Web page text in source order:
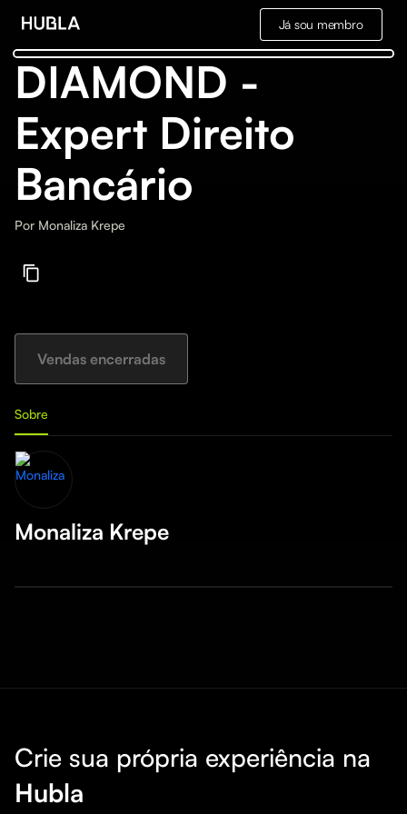
Já sou membro
DIAMOND -
Expert Direito
Bancário
Por Monaliza Krepe
Vendas encerradas
Sobre
Monaliza Krepe
Crie sua própria experiência na
Hubla